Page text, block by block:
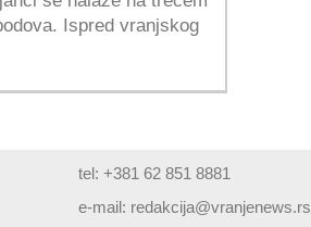
Ispred vranjskog
tel: +381 62 851 8881
e-mail: redakcija@vranjenews.rs